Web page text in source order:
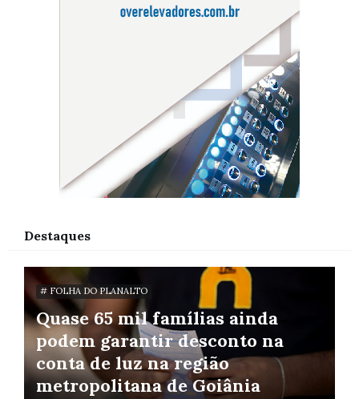
Destaques
# FOLHA DO PLANALTO
Quase 65 mil famílias ainda
podem garantir desconto na
conta de luz na região
metropolitana de Goiânia